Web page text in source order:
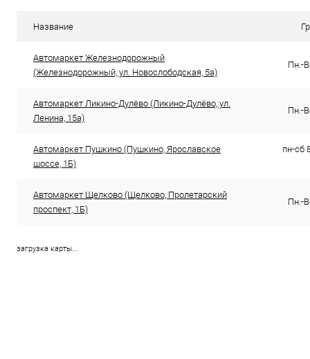
Название
Автомаркет Железнодорожный
(Железнодорожный, ул. Новослободская, 5а)
Пн.-
Автомаркет Ликино-Дулёво (Ликино-Дулёво, ул.
Ленина, 15а)
Пн.-
Автомаркет Пушкино (Пушкино, Ярославское
шоссе, 1Б)
пн-сб
Автомаркет Щелково (Щелково, Пролетарский
проспект, 1Б)
Пн.-
загрузка карты...